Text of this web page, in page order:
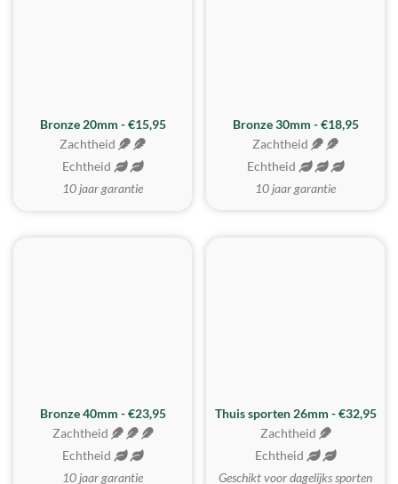
Bronze 20mm - €15,95
Zachtheid
Echtheid
10 jaar garantie
BESTE KOOP
Bronze 30mm - €18,95
Zachtheid
Echtheid
10 jaar garantie
Bronze 40mm - €23,95
Zachtheid
Echtheid
10 jaar garantie
Thuis sporten 26mm - €32,95
Zachtheid
Echtheid
Geschikt voor dagelijks sporten